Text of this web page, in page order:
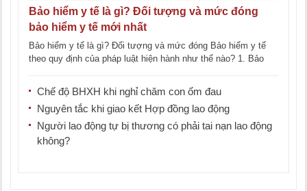
Bảo hiểm y tế là gì? Đối tượng và mức đóng
bảo hiểm y tế mới nhất
Bảo hiểm y tế là gì? Đối tượng và mức đóng Bảo hiểm y tế
theo quy định của pháp luật hiện hành như thế nào? 1. Bảo
Chế độ BHXH khi nghỉ chăm con ốm đau
Nguyên tắc khi giao kết Hợp đồng lao động
Người lao động tự bị thương có phải tai nạn lao động
không?